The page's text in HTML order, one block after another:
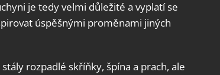
je tedy velmi důležité a vyplatí se
úspěšnými proměnami jiných
rozpadlé skříňky, špína a prach, ale